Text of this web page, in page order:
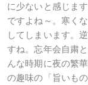
に少ないと感じま
ですよね～。寒く
してしまいます。
すね。忘年会自粛
んな時期に夜の繁
の趣味の「旨いも